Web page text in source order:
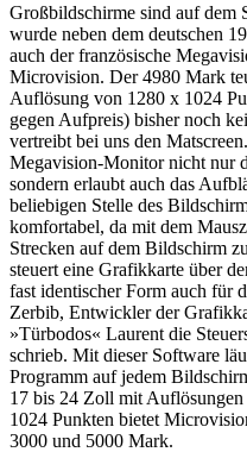
Großbildschirme sind auf dem
wurde neben dem deutschen
auch der französische
Microvision. Der 4980 Mark
Auflösung von 1280 x 1024
gegen Aufpreis) bisher noch
vertreibt bei uns den
Megavision-Monitor nicht nur
sondern erlaubt auch das
beliebigen Stelle des
komfortabel, da mit dem
Strecken auf dem Bildschirm
steuert eine Grafikkarte über
fast identischer Form auch für
Zerbib, Entwickler der
»Türbodos« Laurent die
schrieb. Mit dieser Software
Programm auf jedem
17 bis 24 Zoll mit
1024 Punkten bietet
3000 und 5000 Mark.